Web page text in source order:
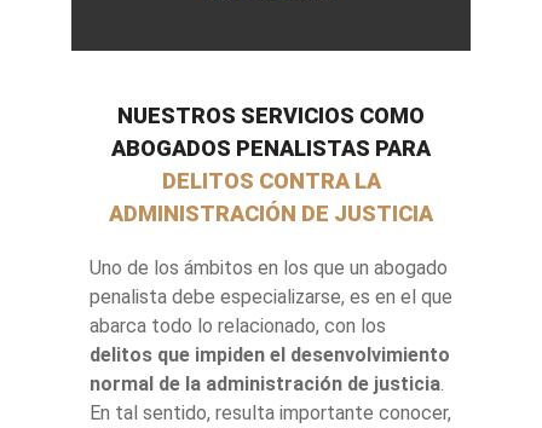
NUESTROS SERVICIOS COMO
ABOGADOS PENALISTAS PARA
DELITOS CONTRA LA
ADMINISTRACIÓN DE JUSTICIA
Uno de los ámbitos en los que un abogado
penalista debe especializarse, es en el que
abarca todo lo relacionado, con los
delitos que impiden el desenvolvimiento
normal de la administración de justicia.
En tal sentido, resulta importante conocer,